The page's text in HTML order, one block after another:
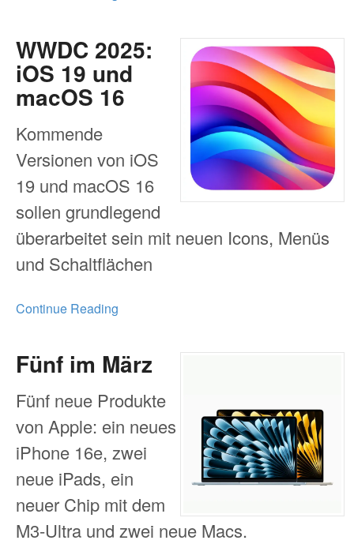
WWDC 2025:
iOS 19 und
macOS 16
Kommende
Versionen von iOS
19 und macOS 16
sollen grundlegend
überarbeitet sein mit neuen Icons, Menüs
und Schaltflächen
Continue Reading
Fünf im März
Fünf neue Produkte
von Apple: ein neues
iPhone 16e, zwei
neue iPads, ein
neuer Chip mit dem
M3-Ultra und zwei neue Macs.